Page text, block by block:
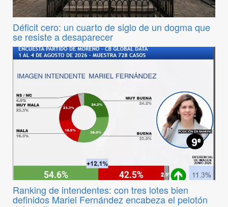
Déficit cero: un cuarto de siglo de un dogma que
se resiste a desaparecer
Ranking de intendentes: con tres lotes bien
definidos Mariel Fernández encabeza el pelotón